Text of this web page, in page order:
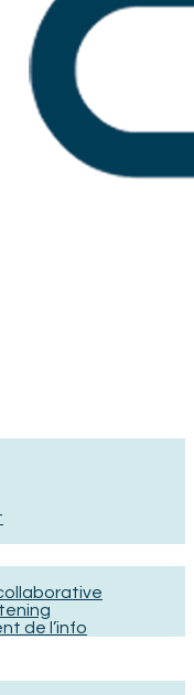
de l’info